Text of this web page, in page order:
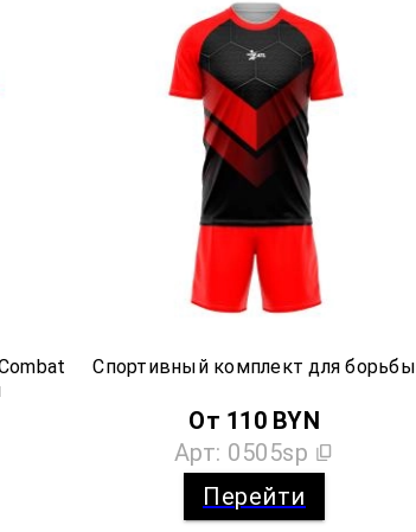
Спортивный комплект для борьбы
От 110BYN
Арт: 0505sp
Перейти